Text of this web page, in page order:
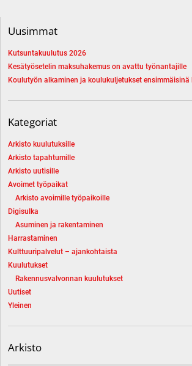
Uusimmat
Kutsuntakuulutus 2026
Kesätyösetelin maksuhakemus on avattu työnantajille
Koulutyön alkaminen ja koulukuljetukset
Kategoriat
Arkisto kuulutuksille
Arkisto tapahtumille
Arkisto uutisille
Avoimet työpaikat
Arkisto avoimille työpaikoille
Digisulka
Asuminen ja rakentaminen
Harrastaminen
Kulttuuripalvelut – ajankohtaista
Kuulutukset
Rakennusvalvonnan kuulutukset
Uutiset
Yleinen
Arkisto